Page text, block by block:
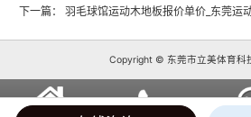
下一篇：
羽毛球馆运动木地板报价单价_东莞运
Copyright © 东莞市立美体育科